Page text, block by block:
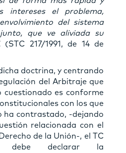
intereses el problema,
del sistema
que ve aliviada su
(STC 217/1991, de 14 de
doctrina, y centrando
del Arbitraje que
cuestionado es conforme
con los que
ha contrastado, -dejando
relacionada con el
de la Unión-, el TC
debe declarar la